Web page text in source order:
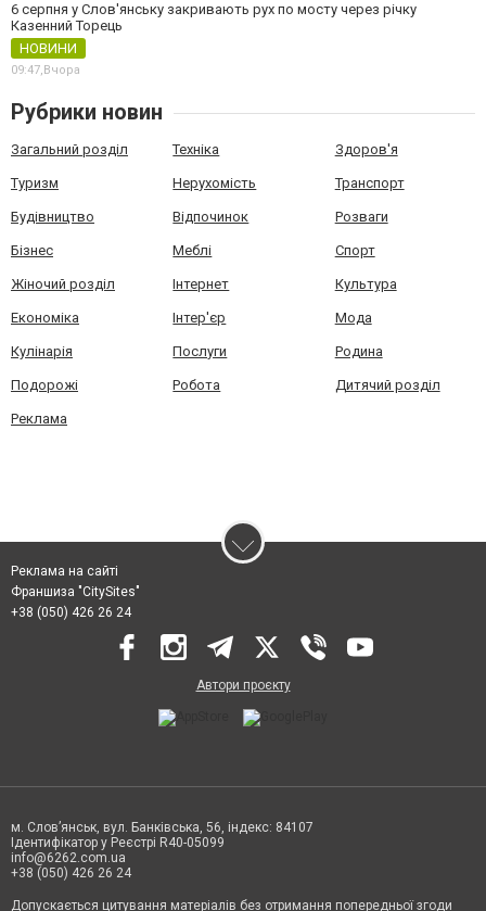
6 серпня у Слов'янську закривають рух по мосту через річку
Казенний Торець
НОВИНИ
09:47,Вчора
Рубрики новин
Загальний розділ Техніка Здоров'я
Туризм Нерухомість Транспорт
Будівництво Відпочинок Розваги
Бізнес Меблі Спорт
Жіночий розділ Інтернет Культура
Економіка Інтер'єр Мода
Кулінарія Послуги Родина
Подорожі Робота Дитячий розділ
Реклама
Реклама на сайті
Франшиза "CitySites"
+38 (050) 426 26 24
Автори проєкту
м. Слов’янськ, вул. Банківська, 56, індекс: 84107
Ідентифікатор у Реєстрі R40-05099
info@6262.com.ua
+38 (050) 426 26 24
Допускається цитування матеріалів без отримання попередньої згоди